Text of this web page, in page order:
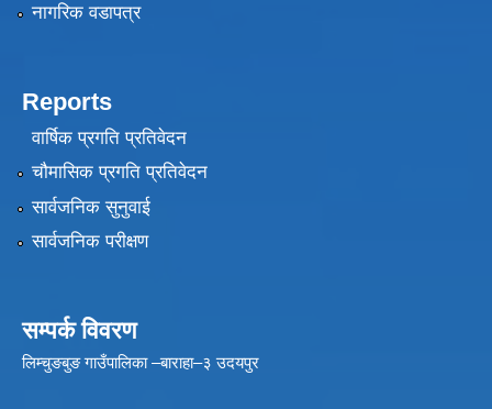
नागरिक वडापत्र
Reports
वार्षिक प्रगति प्रतिवेदन
चौमासिक प्रगति प्रतिवेदन
सार्वजनिक सुनुवाई
सार्वजनिक परीक्षण
सम्पर्क विवरण
लिम्चुङबुङ गाउँपालिका –बाराहा–३ उदयपुर